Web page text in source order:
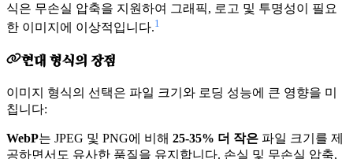
식은 무손실 압축을 지원하여 그래픽, 로고 및 투명성이 필요
한 이미지에 이상적입니다.1
현대 형식의 장점
이미지 형식의 선택은 파일 크기와 로딩 성능에 큰 영향을 미
칩니다:
WebP는 JPEG 및 PNG에 비해 25-35% 더 작은 파일 크기를 제
공하면서도 유사한 품질을 유지합니다. 손실 및 무손실 압축,